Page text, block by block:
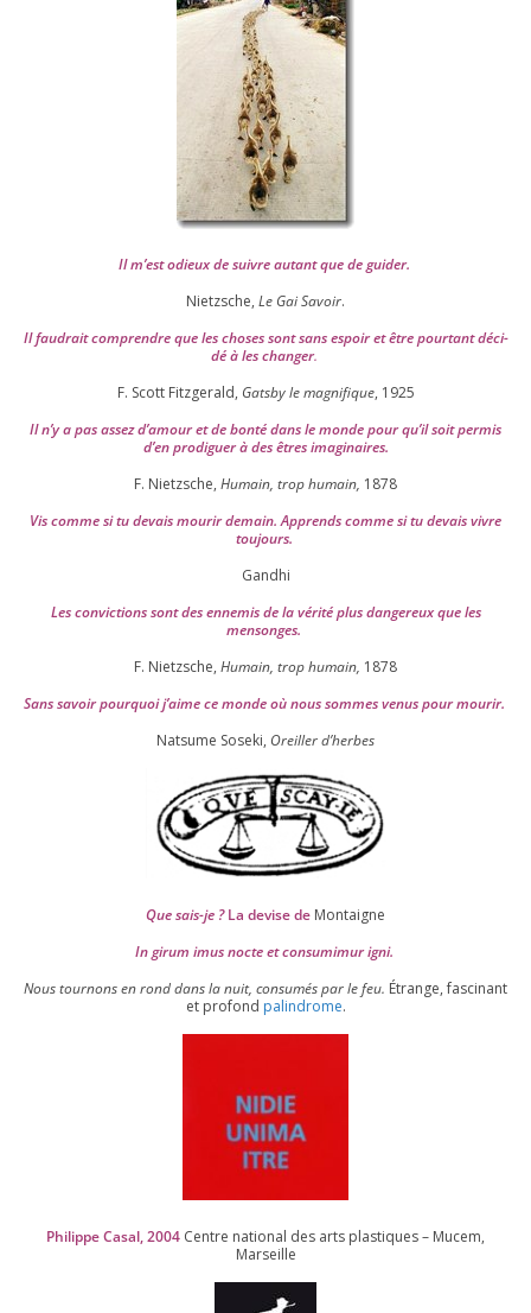
Il m’est odieux de suivre autant que de gui­der.
Nietzsche, Le Gai Savoir.
Il fau­drait com­prendre que les choses sont sans espoir et être pour­tant déci­
dé à les chan­ger.
F. Scott Fitzgerald, Gatsby le magni­fique, 1925
Il n’y a pas assez d’a­mour et de bon­té dans le monde pour qu’il soit per­mis
d’en pro­di­guer à des êtres imaginaires.
F. Nietzsche, Humain, trop humain, 1878
Vis comme si tu devais mou­rir demain. Apprends comme si tu devais vivre
toujours.
Gandhi
Les convic­tions sont des enne­mis de la véri­té plus dan­ge­reux que les
mensonges.
F. Nietzsche, Humain, trop humain, 1878
Sans savoir pour­quoi j’aime ce monde où nous sommes venus pour mourir.
Natsume Soseki, Oreiller d’herbes
Que sais-je ?La devise de Montaigne
In girum imus nocte et consu­mi­mur igni.
Nous tour­nons en rond dans la nuit, consu­més par le feu. Étrange, fas­ci­nant
et pro­fond palin­drome.
Philippe Casal,2004 Centre natio­nal des arts plas­tiques – Mucem,
Marseille